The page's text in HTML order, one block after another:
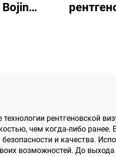
Bojin
рентгеновской
чем когда-либо
и качества.
возможностей. До